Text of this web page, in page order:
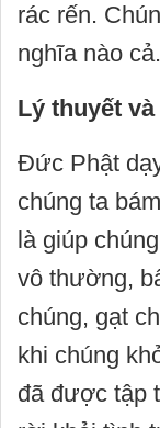
rác rến.
nghĩa nào cả.
Lý thuyết
Đức Phật
chúng ta
là giúp
vô thường,
chúng, gạt
khi chúng
đã được tập